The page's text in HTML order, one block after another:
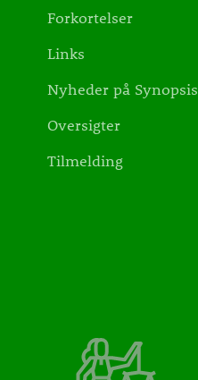
Forkortelser
Links
Nyheder på Synopsis
Oversigter
Tilmelding